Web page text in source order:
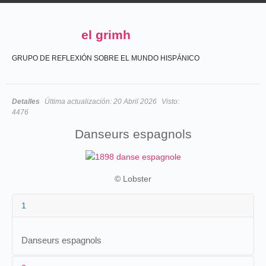
el grimh
GRUPO DE REFLEXIÓN SOBRE EL MUNDO HISPÁNICO
Detalles Última actualización: 20 Abril 2026
Visto:
4476
Danseurs espagnols
© Lobster
1
Danseurs espagnols